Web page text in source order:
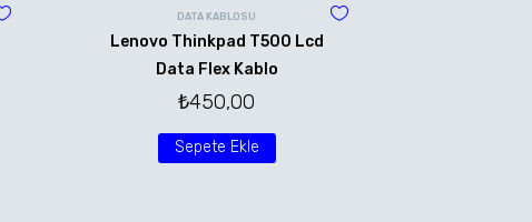
DATA KABLOSU
Lenovo Thinkpad T500 Lcd
Data Flex Kablo
₺450,00
Sepete Ekle